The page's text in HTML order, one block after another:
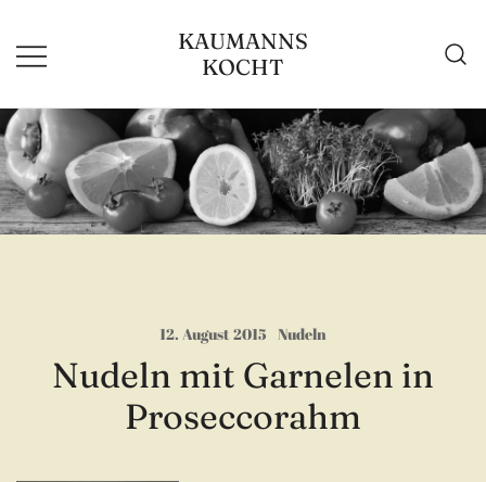
Inhalt
springen
KAUMANNS
KOCHT
12. August 2015 Nudeln
Nudeln mit Garnelen in
Proseccorahm